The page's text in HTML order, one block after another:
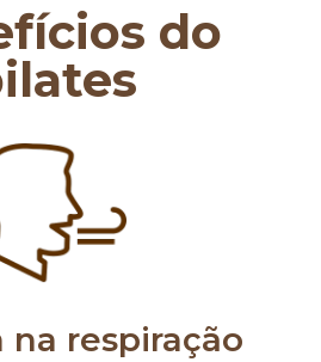
do
na respiração